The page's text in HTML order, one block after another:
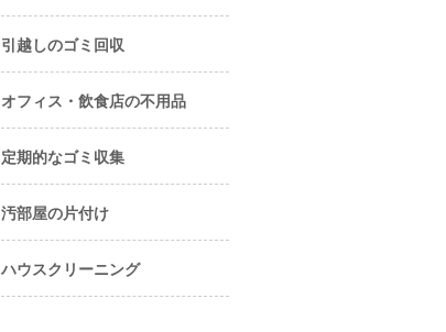
引越しのゴミ回収
オフィス・飲食店の不用品
定期的なゴミ収集
汚部屋の片付け
ハウスクリーニング